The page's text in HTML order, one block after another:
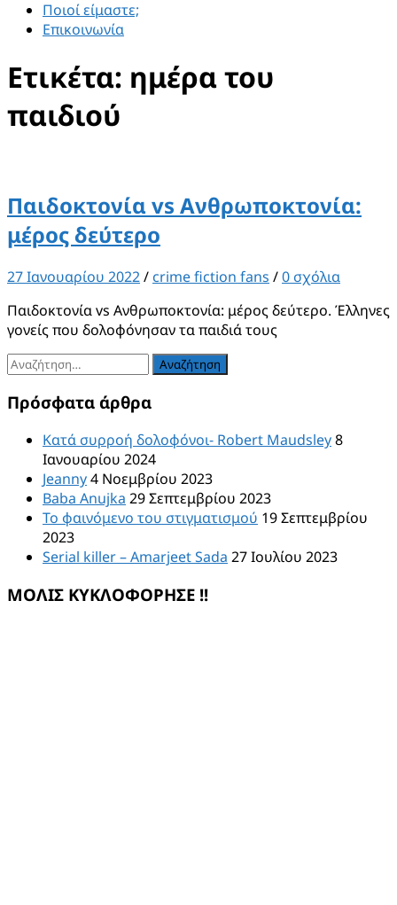
Ποιοί είμαστε;
Επικοινωνία
Ετικέτα: ημέρα του
παιδιού
Παιδοκτονία vs Ανθρωποκτονία:
μέρος δεύτερο
27 Ιανουαρίου 2022/ crime fiction fans /0 σχόλια
Παιδοκτονία vs Ανθρωποκτονία: μέρος δεύτερο. Έλληνες
γονείς που δολοφόνησαν τα παιδιά τους
Αναζήτηση
για:
Πρόσφατα άρθρα
Κατά συρροή δολοφόνοι- Robert Maudsley8
Ιανουαρίου 2024
Jeanny4 Νοεμβρίου 2023
Baba Anujka 29 Σεπτεμβρίου 2023
Το φαινόμενο του στιγματισμού 19 Σεπτεμβρίου
2023
Serial killer – Amarjeet Sada 27 Ιουλίου 2023
ΜΟΛΙΣ ΚΥΚΛΟΦΟΡΗΣΕ !!